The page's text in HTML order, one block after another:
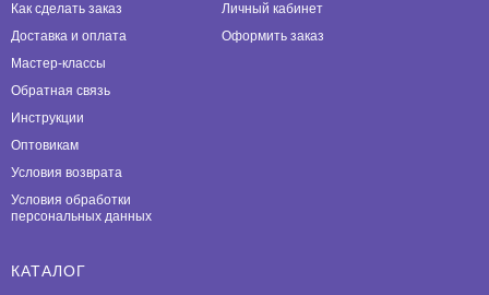
Как сделать заказ
Доставка и оплата
Мастер-классы
Обратная связь
Инструкции
Оптовикам
Условия возврата
Условия обработки
персональных данных
Личный кабинет
Оформить заказ
КАТАЛОГ